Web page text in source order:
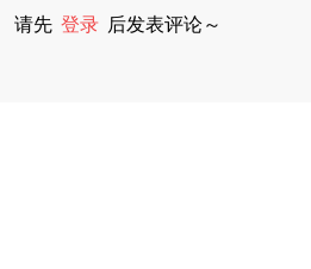
请先 登录 后发表评论～